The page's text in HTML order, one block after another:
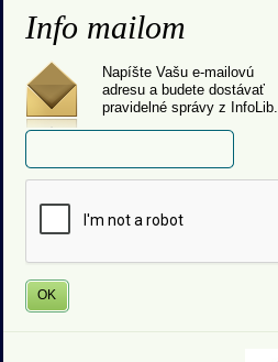
Info mailom
Napíšte Vašu e-mailovú
adresu a budete dostávať
pravidelné správy z InfoLib.